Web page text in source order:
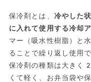
保冷剤とは、 冷やした
に入れて使用する冷却
マー（吸水性樹脂）と
ることで繰り返し使用で
保冷剤の種類は大きく
くて軽く、お弁当袋や